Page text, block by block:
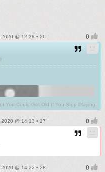
@ 12:38 • 26
You Could Get Old If You Stop Playing.
@ 14:13 • 27
@ 14:22 • 28